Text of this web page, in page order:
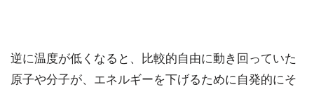
逆に温度が低くなると、比較的自由に動き回っていた
原子や分子が、エネルギーを下げるために自発的にそ